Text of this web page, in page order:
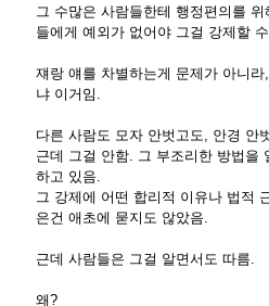
그 수많은 사람들한테 행정편의를
들에게 예외가 없어야 그걸 강제할
쟤랑 얘를 차별하는게 문제가 아니
냐 이거임.
다른 사람도 모자 안벗고도, 안경 안
근데 그걸 안함. 그 부조리한 방법을
하고 있음.
그 강제에 어떤 합리적 이유나 법적
은건 애초에 묻지도 않았음.
근데 사람들은 그걸 알면서도 따름.
왜?